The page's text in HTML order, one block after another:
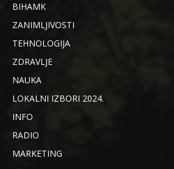
BIHAMK
ZANIMLJIVOSTI
TEHNOLOGIJA
ZDRAVLJE
NAUKA
LOKALNI IZBORI 2024.
INFO
RADIO
MARKETING